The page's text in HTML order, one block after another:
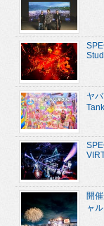
ヤ
開
ャ